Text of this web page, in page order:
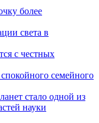
более
света в
с честных
семейного
стало одной из
науки